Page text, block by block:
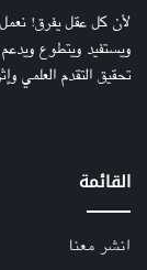
لأن كل عقل يفرق! نعمل
ويستفيد ويتطوع
تحقيق التقدم العلمي
القائمة
انشر معنا